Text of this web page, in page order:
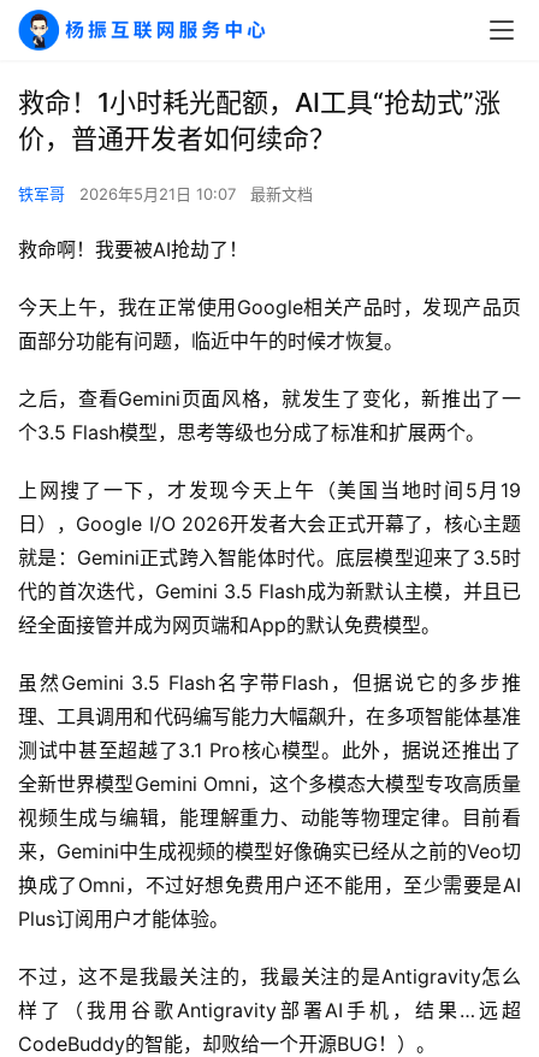
救命！1小时耗光配额，AI工具“抢劫式”涨
价，普通开发者如何续命？
铁军哥 2026年5月21日 10:07 最新文档
救命啊！我要被AI抢劫了！
今天上午，我在正常使用Google相关产品时，发现产品页
面部分功能有问题，临近中午的时候才恢复。
之后，查看Gemini页面风格，就发生了变化，新推出了一
个3.5 Flash模型，思考等级也分成了标准和扩展两个。
上网搜了一下，才发现今天上午（美国当地时间5月19
日），Google I/O 2026开发者大会正式开幕了，核心主题
就是：Gemini正式跨入智能体时代。底层模型迎来了3.5时
代的首次迭代，Gemini 3.5 Flash成为新默认主模，并且已
经全面接管并成为网页端和App的默认免费模型。
虽然Gemini 3.5 Flash名字带Flash，但据说它的多步推
理、工具调用和代码编写能力大幅飙升，在多项智能体基准
测试中甚至超越了3.1 Pro核心模型。此外，据说还推出了
全新世界模型Gemini Omni，这个多模态大模型专攻高质量
视频生成与编辑，能理解重力、动能等物理定律。目前看
来，Gemini中生成视频的模型好像确实已经从之前的Veo切
换成了Omni，不过好想免费用户还不能用，至少需要是AI
Plus订阅用户才能体验。
不过，这不是我最关注的，我最关注的是Antigravity怎么
样了（我用谷歌Antigravity部署AI手机，结果…远超
CodeBuddy的智能，却败给一个开源BUG！）。